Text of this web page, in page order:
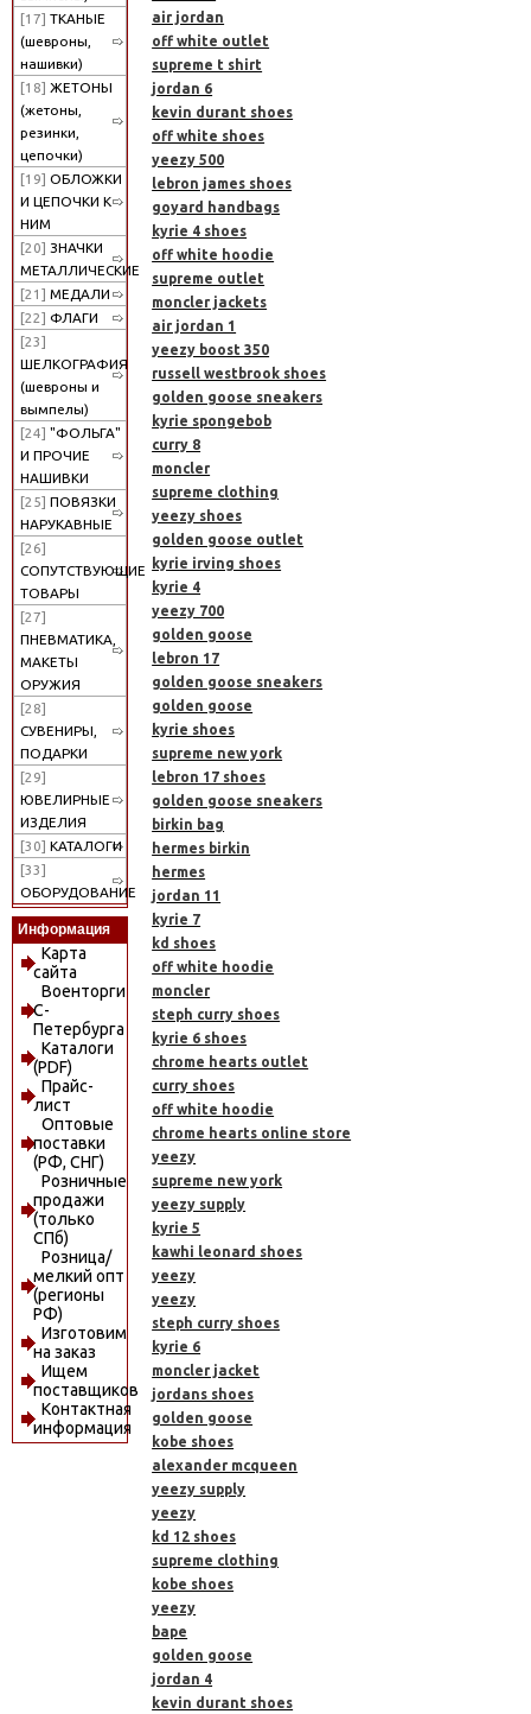
[17] ТКАНЫЕ
(шевроны,
нашивки)
[18] ЖЕТОНЫ
(жетоны,
резинки,
цепочки)
[19] ОБЛОЖКИ
И ЦЕПОЧКИ К
НИМ
[20] ЗНАЧКИ
МЕТАЛЛИЧЕСКИЕ
[21] МЕДАЛИ
[22] ФЛАГИ
[23]
ШЕЛКОГРАФИЯ
(шевроны и
вымпелы)
[24] "ФОЛЬГА"
И ПРОЧИЕ
НАШИВКИ
[25] ПОВЯЗКИ
НАРУКАВНЫЕ
[26]
СОПУТСТВУЮЩИЕ
ТОВАРЫ
[27]
ПНЕВМАТИКА,
МАКЕТЫ
ОРУЖИЯ
[28]
СУВЕНИРЫ,
ПОДАРКИ
[29]
ЮВЕЛИРНЫЕ
ИЗДЕЛИЯ
[30] КАТАЛОГИ
[33]
ОБОРУДОВАНИЕ
Информация
Карта
сайта
Военторги
С-
Петербурга
Каталоги
(PDF)
Прайс-
лист
Оптовые
поставки
(РФ, СНГ)
Розничные
продажи
(только
СПб)
Розница/
мелкий опт
(регионы
РФ)
Изготовим
на заказ
Ищем
поставщиков
Контактная
информация
air jordan
off white outlet
supreme t shirt
jordan 6
kevin durant shoes
off white shoes
yeezy 500
lebron james shoes
goyard handbags
kyrie 4 shoes
off white hoodie
supreme outlet
moncler jackets
air jordan 1
yeezy boost 350
russell westbrook shoes
golden goose sneakers
kyrie spongebob
curry 8
moncler
supreme clothing
yeezy shoes
golden goose outlet
kyrie irving shoes
kyrie 4
yeezy 700
golden goose
lebron 17
golden goose sneakers
golden goose
kyrie shoes
supreme new york
lebron 17 shoes
golden goose sneakers
birkin bag
hermes birkin
hermes
jordan 11
kyrie 7
kd shoes
off white hoodie
moncler
steph curry shoes
kyrie 6 shoes
chrome hearts outlet
curry shoes
off white hoodie
chrome hearts online store
yeezy
supreme new york
yeezy supply
kyrie 5
kawhi leonard shoes
yeezy
yeezy
steph curry shoes
kyrie 6
moncler jacket
jordans shoes
golden goose
kobe shoes
alexander mcqueen
yeezy supply
yeezy
kd 12 shoes
supreme clothing
kobe shoes
yeezy
bape
golden goose
jordan 4
kevin durant shoes